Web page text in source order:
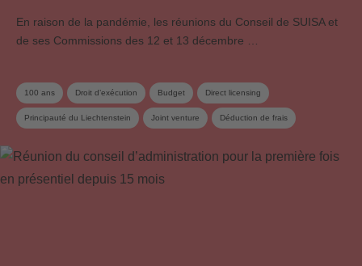
En raison de la pandémie, les réunions du Conseil de SUISA et
de ses Commissions des 12 et 13 décembre …
100 ans Droit d’exécution Budget Direct licensing
Principauté du Liechtenstein Joint venture Déduction de frais